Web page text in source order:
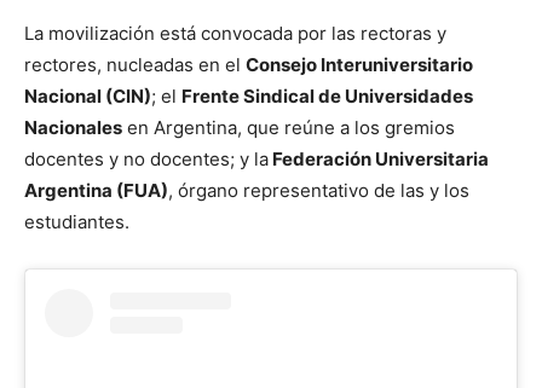
La movilización está convocada por las rectoras y
rectores, nucleadas en el Consejo Interuniversitario
Nacional (CIN); el Frente Sindical de Universidades
Nacionales en Argentina, que reúne a los gremios
docentes y no docentes; y la Federación Universitaria
Argentina (FUA), órgano representativo de las y los
estudiantes.